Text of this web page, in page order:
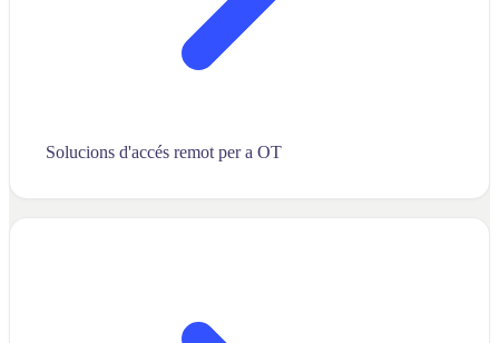
Solucions d'accés remot per a OT